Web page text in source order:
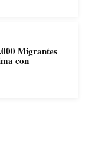
Migrantes
con